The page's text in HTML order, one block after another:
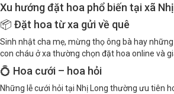
Xu hướng đặt hoa phổ biến tại xã
📦 Đặt hoa từ xa gửi về quê
Sinh nhật cha mẹ, mừng thọ ông bà hay
con cháu ở xa thường chọn đặt hoa online và
💍 Hoa cưới – hoa hỏi
Những lễ cưới hỏi tại Nhị Long thường ưu tiên